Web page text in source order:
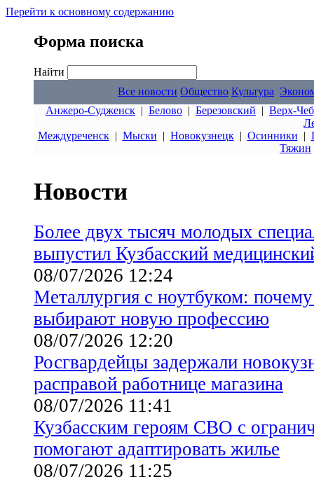
Перейти к основному содержанию
Форма поиска
Найти
Все новости Общество Культура
Анжеро-Судженск | Белово | Березовский | Верх-
Междуреченск| Мыски | Новокузнецк| Осинники |
Тяжин
Новости
Более двух тысяч молодых
выпустил Кузбасский
08/07/2026 12:24
Металлургия с ноутбуком:
выбирают новую профессию
08/07/2026 12:20
Росгвардейцы задержали
расправой работнице магазина
08/07/2026 11:41
Кузбасским героям СВО с
помогают адаптировать жилье
08/07/2026 11:25